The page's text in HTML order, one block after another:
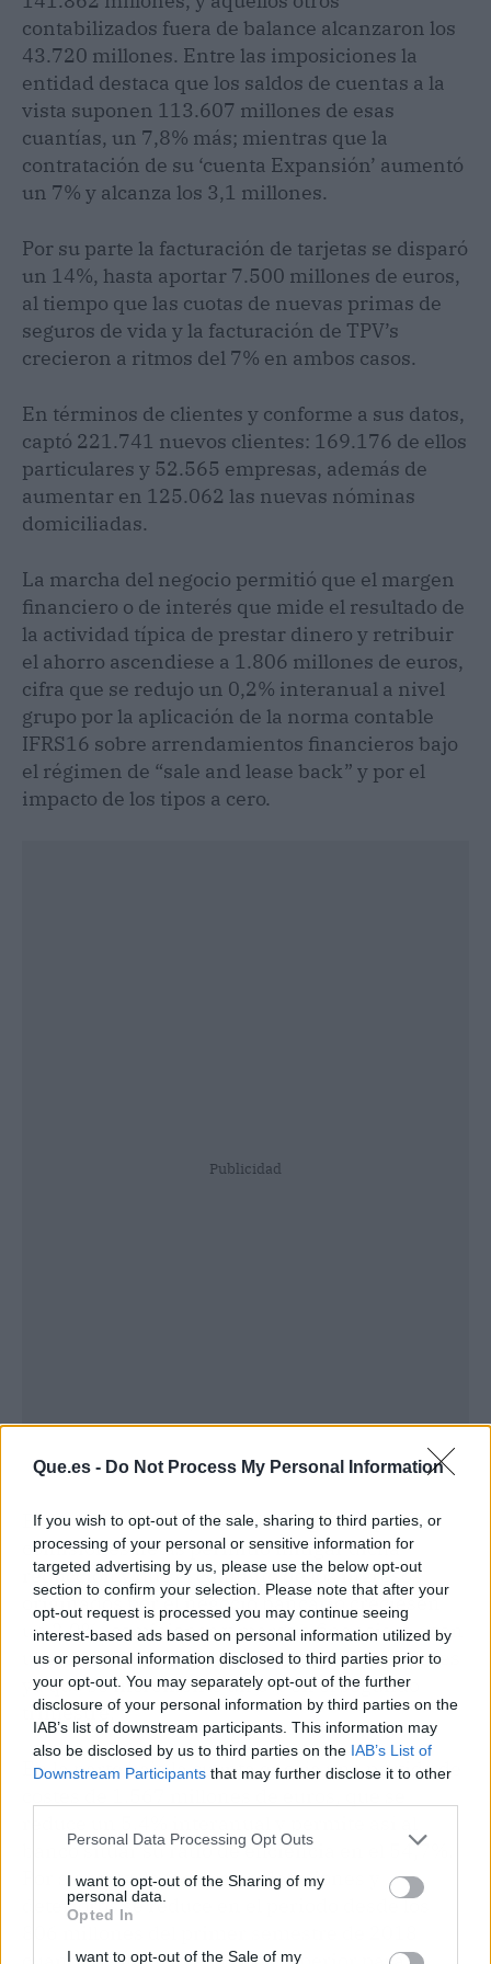
Que.es - Do Not Process My Personal Information
If you wish to opt-out of the sale, sharing to third parties, or
processing of your personal or sensitive information for
targeted advertising by us, please use the below opt-out
section to confirm your selection. Please note that after your
opt-out request is processed you may continue seeing
interest-based ads based on personal information utilized by
us or personal information disclosed to third parties prior to
your opt-out. You may separately opt-out of the further
disclosure of your personal information by third parties on the
IAB’s list of downstream participants. This information may
also be disclosed by us to third parties on the IAB’s List of
Downstream Participants that may further disclose it to other
Personal Data Processing Opt Outs
I want to opt-out of the Sharing of my
personal data.
Opted In
I want to opt-out of the Sale of my
contabilizados fuera de balance alcanzaron los
43.720 millones. Entre las imposiciones la
entidad destaca que los saldos de cuentas a la
vista suponen 113.607 millones de esas
cuantías, un 7,8% más; mientras que la
contratación de su ‘cuenta Expansión’ aumentó
un 7% y alcanza los 3,1 millones.
Por su parte la facturación de tarjetas se disparó
un 14%, hasta aportar 7.500 millones de euros,
al tiempo que las cuotas de nuevas primas de
seguros de vida y la facturación de TPV’s
crecieron a ritmos del 7% en ambos casos.
En términos de clientes y conforme a sus datos,
captó 221.741 nuevos clientes: 169.176 de ellos
particulares y 52.565 empresas, además de
aumentar en 125.062 las nuevas nóminas
domiciliadas.
La marcha del negocio permitió que el margen
financiero o de interés que mide el resultado de
la actividad típica de prestar dinero y retribuir
el ahorro ascendiese a 1.806 millones de euros,
cifra que se redujo un 0,2% interanual a nivel
grupo por la aplicación de la norma contable
IFRS16 sobre arrendamientos financieros bajo
el régimen de “sale and lease back” y por el
impacto de los tipos a cero.
Publicidad
El aumento del 10,9% en los ingresos por
comisiones netas permitió mitigar dicha
reducción y que el conjunto de los ingresos
originados por el negocio bancario creciesen
un 2,0% -comisiones y margen financiero-, con
una clara una aceleración en los últimos meses
ya que se incrementó un 6% en el segundo
trimestre.
En la parte baja la cuenta encaja una partida de
banco situar su ratio de eficiencia en el 54,7%.
Por su parte, la factura en dotaciones y
deterioros se reduce en el periodo desde los